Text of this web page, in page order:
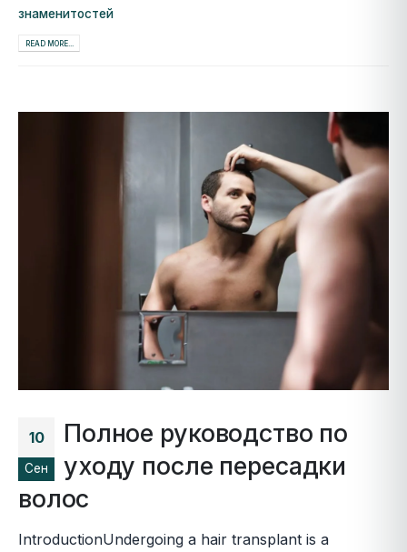
знаменитостей
READ MORE...
10
Сен
Полное руководство по
уходу после пересадки
волос
IntroductionUndergoing a hair transplant is a